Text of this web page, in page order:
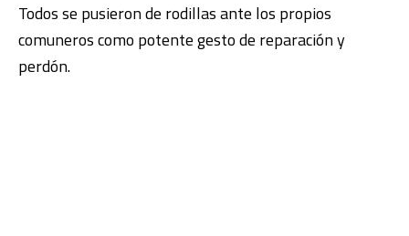
Todos se pusieron de rodillas ante los propios
comuneros como potente gesto de reparación y
perdón.